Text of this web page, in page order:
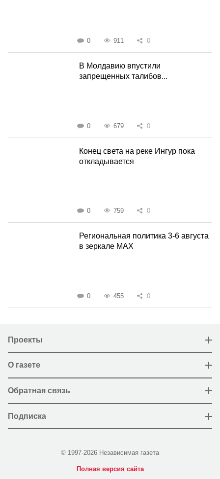
0 911 0
В Молдавию впустили
запрещенных талибов...
0 679 0
Конец света на реке Ингур пока
откладывается
0 759 0
Региональная политика 3-6 августа
в зеркале MAX
0 455 0
Проекты
О газете
Обратная связь
Подписка
© 1997-2026 Независимая газета
Полная версия сайта